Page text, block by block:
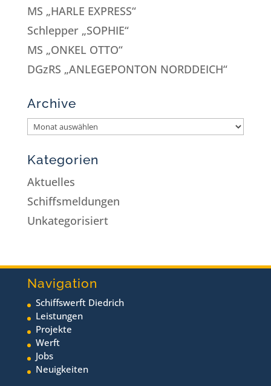
MS „HARLE EXPRESS“
Schlepper „SOPHIE“
MS „ONKEL OTTO“
DGzRS „ANLEGEPONTON NORDDEICH“
Archive
Kategorien
Aktuelles
Schiffsmeldungen
Unkategorisiert
Navigation
Schiffswerft Diedrich
Leistungen
Projekte
Werft
Jobs
Neuigkeiten